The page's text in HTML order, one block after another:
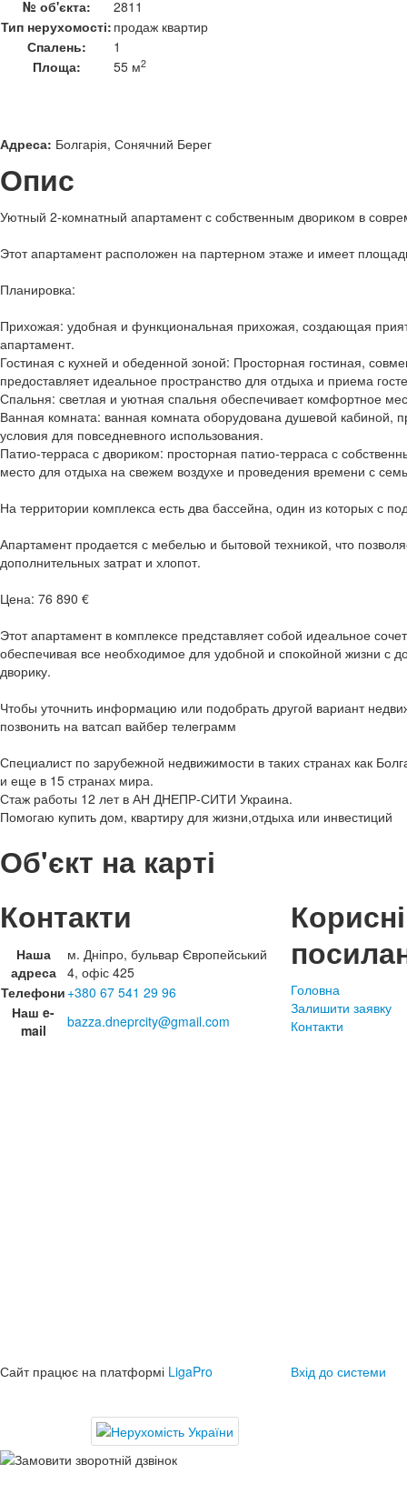
№ об'єкта:
2811
Тип нерухомості: продаж квартир
Спалень:
1
Площа:
55 м2
Адреса: Болгарія, Сонячний Берег
Опис
Уютный 2-комнатный апартамент с собственным двориком в
Этот апартамент расположен на партерном этаже и имеет
Планировка:
Прихожая: удобная и функциональная прихожая, создающая
апартамент.
Гостиная с кухней и обеденной зоной: Просторная гостиная,
предоставляет идеальное пространство для отдыха и приема
Спальня: светлая и уютная спальня обеспечивает комфортное
Ванная комната: ванная комната оборудована душевой кабиной,
условия для повседневного использования.
Патио-терраса с двориком: просторная патио-терраса с
место для отдыха на свежем воздухе и проведения времени с
На территории комплекса есть два бассейна, один из которых с
Апартамент продается с мебелью и бытовой техникой, что
дополнительных затрат и хлопот.
Цена: 76 890 €
Этот апартамент в комплексе представляет собой идеальное
обеспечивая все необходимое для удобной и спокойной жизни с
дворику.
Чтобы уточнить информацию или подобрать другой вариант
позвонить на ватсап вайбер телеграмм
Специалист по зарубежной недвижимости в таких странах как
и еще в 15 странах мира.
Стаж работы 12 лет в АН ДНЕПР-СИТИ Украина.
Помогаю купить дом, квартиру для жизни,отдыха или инвестиций
Об'єкт на карті
Контакти
Наша
адреса
м. Дніпро, бульвар Європейський
4, офіс 425
Телефони +380 67 541 29 96
Наш e-
mail
bazza.dneprcity@gmail.com
Корисні
Головна
Залишити заявку
Контакти
Сайт працює на платформі LigaPro Вхід до системи